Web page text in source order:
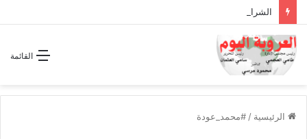
القائمة
الرئيسية / #محمد_عودة